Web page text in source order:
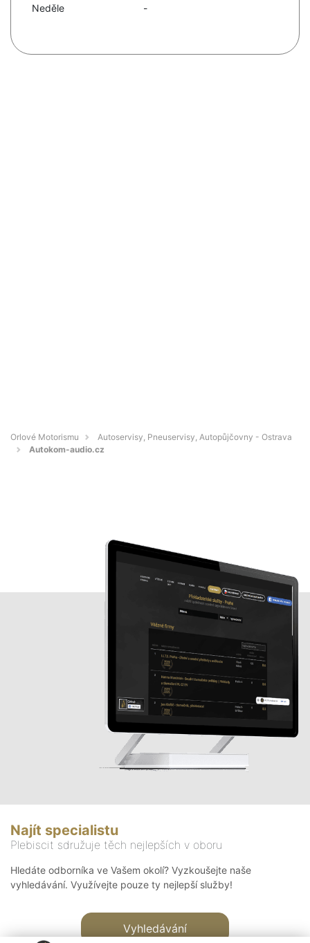
Neděle
-
Orlové Motorismu
Autoservisy, Pneuservisy, Autopůjčovny - Ostrava
Autokom-audio.cz
Najít specialistu
Plebiscit sdružuje těch nejlepších v oboru
Hledáte odborníka ve Vašem okolí? Vyzkoušejte naše
vyhledávání. Využívejte pouze ty nejlepší služby!
Vyhledávání